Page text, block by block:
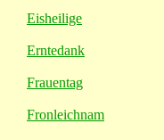
Eisheilige
Erntedank
Frauentag
Fronleichnam